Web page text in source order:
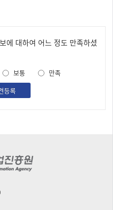
에 대하여 어느 정도 만족하셨
보통
만족
등록